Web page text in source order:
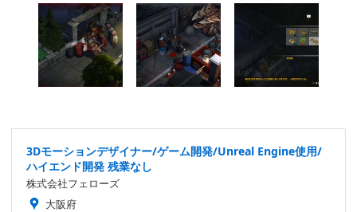
3Dモーションデザイナー/ゲーム開発/Unreal Engine使用/
ハイエンド開発 残業なし
株式会社フェローズ
大阪府